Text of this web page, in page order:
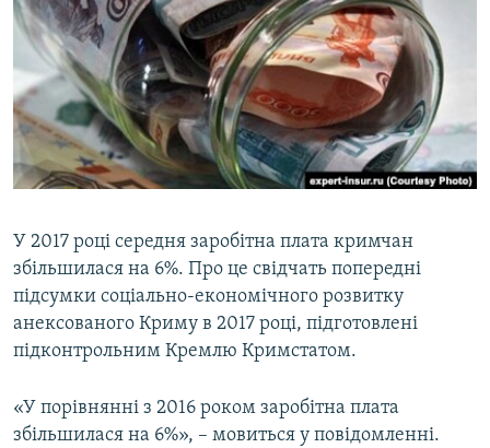
ВСЕ ЗА ДЕНЬ
СПЕЦПРОЕКТИ
ДЕПОРТАЦІЯ
ВІДЕОУРОКИ «ELIFBE»
СВІДЧЕННЯ ОКУПАЦІЇ
ІНФОГРАФІКА
ЯК ОБІЙТИ БЛОКУВАННЯ
Русский
Qırımtatar
ДОЛУЧАЙСЯ!
Усі сайти RFE/RL
У 2017 році середня заробітна плата кримчан
збільшилася на 6%. Про це свідчать попередні
підсумки соціально-економічного розвитку
анексованого Криму в 2017 році, підготовлені
підконтрольним Кремлю Кримстатом.
«У порівнянні з 2016 роком заробітна плата
збільшилася на 6%», – мовиться у повідомленні.